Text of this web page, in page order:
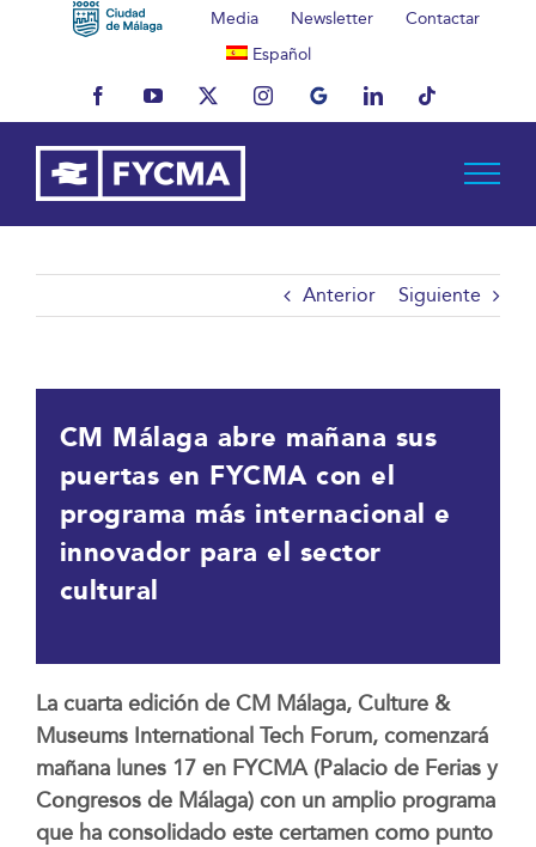
Media Newsletter
Contactar
Español
FacebookYouTubeX InstagramMyBusinessLinkedInTiktok
Anterior Siguiente
CM Málaga abre mañana sus
puertas en FYCMA con el
programa más internacional e
innovador para el sector
cultural
La cuarta edición de CM Málaga, Culture &
Museums International Tech Forum, comenzará
mañana lunes 17 en FYCMA (Palacio de Ferias y
Congresos de Málaga) con un amplio programa
que ha consolidado este certamen como punto